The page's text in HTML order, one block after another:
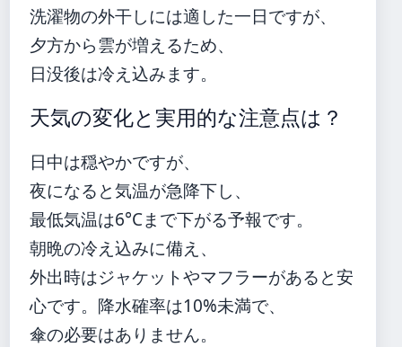
洗濯物の外干しには適した一日ですが、
夕方から雲が増えるため、
日没後は冷え込みます。
天気の変化と実用的な注意点は？
日中は穏やかですが、
夜になると気温が急降下し、
最低気温は6°Cまで下がる予報です。
朝晩の冷え込みに備え、
外出時はジャケットやマフラーがあると安
心です。降水確率は10%未満で、
傘の必要はありません。